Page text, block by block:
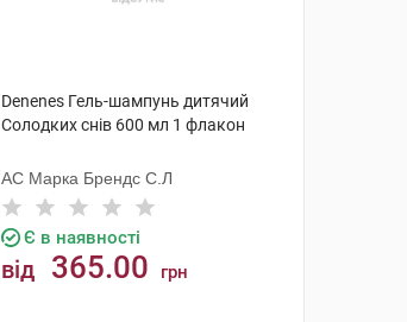
Denenes Гель-шампунь дитячий
Солодких снів 600 мл 1 флакон
АС Марка Брендс С.Л
Є в наявності
від 365.00 грн